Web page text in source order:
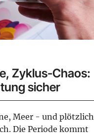
Zyklus-Chaos:
sicher
Meer - und plötzlich
Die Periode kommt